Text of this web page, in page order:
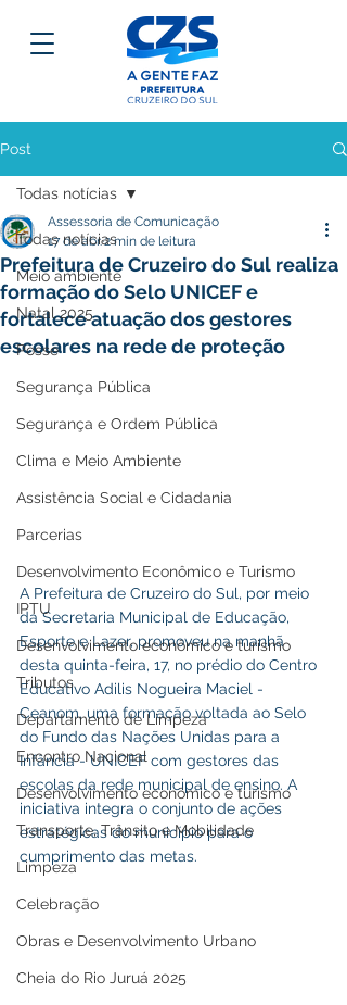
Post
Todas notícias
Meio ambiente
Natal 2025
Posse
Segurança Pública
Segurança e Ordem Pública
Clima e Meio Ambiente
Assistência Social e Cidadania
Parcerias
Desenvolvimento Econômico e Turismo
IPTU
Desenvolvimento econômico e turismo
Tributos
Departamento de Limpeza
Encontro Nacional
Desenvolvimento econômico e turismo
Transporte, Trânsito e Mobilidade
Limpeza
Celebração
Obras e Desenvolvimento Urbano
Cheia do Rio Juruá 2025
Todas notícias
Prefeitura de Cruzeiro do Sul realiza
formação do Selo UNICEF e
fortalece atuação dos gestores
escolares na rede de proteção
Assessoria de Comunicação
17 de abr.2 min de leitura
A Prefeitura de Cruzeiro do Sul, por meio
da Secretaria Municipal de Educação,
Esporte e Lazer, promoveu na manhã
desta quinta-feira, 17, no prédio do Centro
Educativo Adilis Nogueira Maciel -
Ceanom, uma formação voltada ao Selo
do Fundo das Nações Unidas para a
Infância - UNICEF com gestores das
escolas da rede municipal de ensino. A
iniciativa integra o conjunto de ações
estratégicas do município para o
cumprimento das metas.